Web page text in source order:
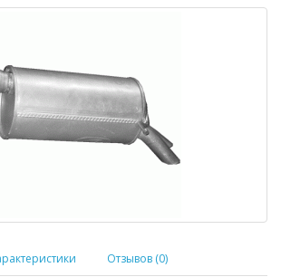
Отзывов (0)